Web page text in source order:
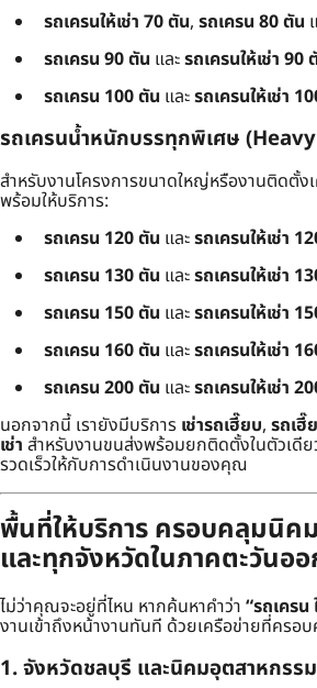
รถเครนให้เช่า 70 ตัน, รถเครน 80 ตัน
รถเครน 90 ตัน และรถเครนให้เช่า 90
รถเครน 100 ตัน และรถเครนให้เช่า
รถเครนน้ำหนักบรรทุกพิเศษ
สำหรับงานโครงการขนาดใหญ่หรืองานติดตั้ง
พร้อมให้บริการ:
รถเครน 120 ตัน และรถเครนให้เช่า
รถเครน 130 ตัน และรถเครนให้เช่า
รถเครน 150 ตัน และรถเครนให้เช่า
รถเครน 160 ตัน และรถเครนให้เช่า
รถเครน 200 ตัน และรถเครนให้เช่า
นอกจากนี้ เรายังมีบริการ เช่ารถเฮี๊ยบ, รถเฮี๊
เช่า สำหรับงานขนส่งพร้อมยกติดตั้งในตัวเดีย
รวดเร็วให้กับการดำเนินงานของคุณ
พื้นที่ให้บริการ ครอบคลุมนิค
และทุกจังหวัดในภาคตะวันอ
ไม่ว่าคุณจะอยู่ที่ไหน หากค้นหาคำว่า “รถเครน
งานเข้าถึงหน้างานทันที ด้วยเครือข่ายที่คร
1. จังหวัดชลบุรี และนิคมอุตสาหกรรม